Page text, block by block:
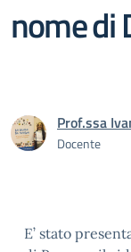
nome di
Prof.ssa
Docente
E’ stato